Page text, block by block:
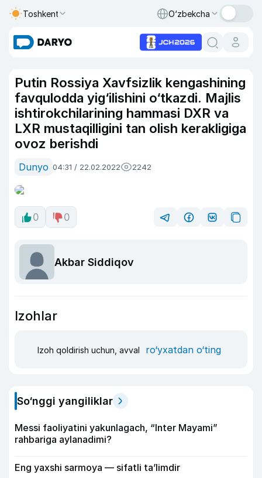
Toshkent O‘zbekcha
Putin Rossiya Xavfsizlik kengashining
favqulodda yig‘ilishini o‘tkazdi. Majlis
ishtirokchilarining hammasi DXR va
LXR mustaqilligini tan olish kerakligiga
ovoz berishdi
Dunyo 04:31 / 22.02.2022 2242
0 0
Akbar Siddiqov
Izohlar
Izoh qoldirish uchun, avval ro‘yxatdan o‘ting
So‘nggi yangiliklar
Messi faoliyatini yakunlagach, “Inter Mayami”
rahbariga aylanadimi?
Eng yaxshi sarmoya — sifatli ta’limdir